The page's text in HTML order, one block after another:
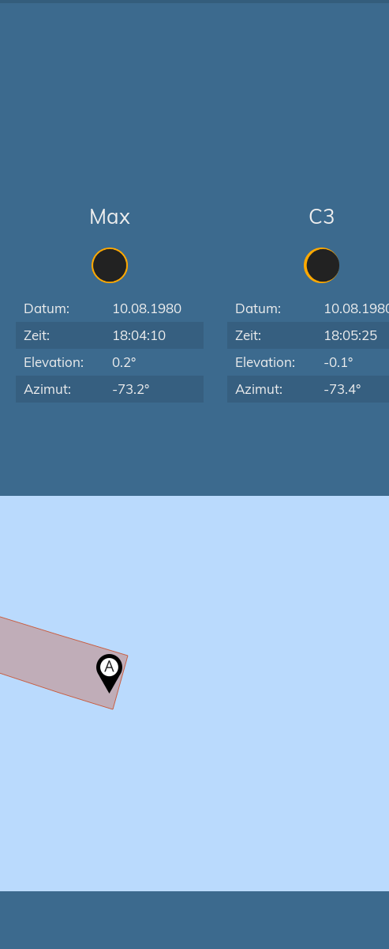
Max
Datum:
10.08.1980
Zeit:
18:04:10
Elevation:
0.2°
Azimut:
-73.2°
C3
Datum:
Zeit:
18:05:25
Elevation:
-0.1°
Azimut:
-73.4°